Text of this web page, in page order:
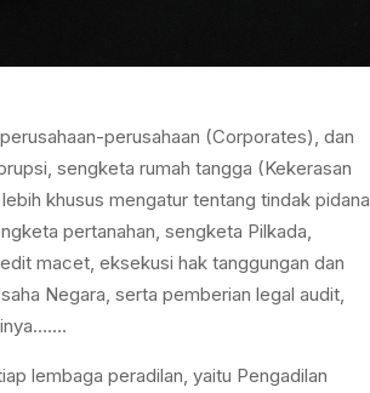
perusahaan (Corporates), dan
sengketa rumah tangga (Kekerasan
khusus mengatur tentang tindak pidana
pertanahan, sengketa Pilkada,
macet, eksekusi hak tanggungan dan
Negara, serta pemberian legal audit,
lembaga peradilan, yaitu Pengadilan